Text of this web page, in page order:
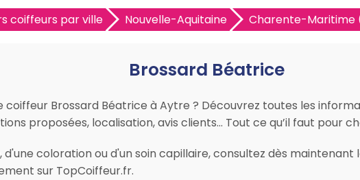
coiffeurs par ville Nouvelle-Aquitaine Charente-Maritime
Brossard Béatrice
coiffeur Brossard Béatrice à Aytre ? Découvrez toutes les
proposées, localisation, avis clients… Tout ce qu’il faut pour
d'une coloration ou d'un soin capillaire, consultez dès
sur TopCoiffeur.fr.